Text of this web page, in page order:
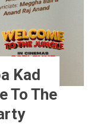
Kad
To The